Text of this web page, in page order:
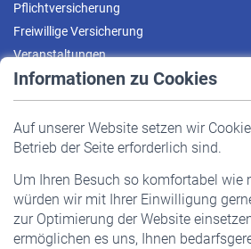
Informationen zu Cookies
Auf unserer Website setzen wir
Betrieb der Seite erforderlich sind.
Um Ihren Besuch so komfortabel wie
würden wir mit Ihrer Einwilligung
zur Optimierung der Website
ermöglichen es uns, Ihnen
Pflichtversicherung
Freiwillige Versicherung
Veranstaltungen
Pflichtversicherung
Staatliche Förderung
Veranstaltungen